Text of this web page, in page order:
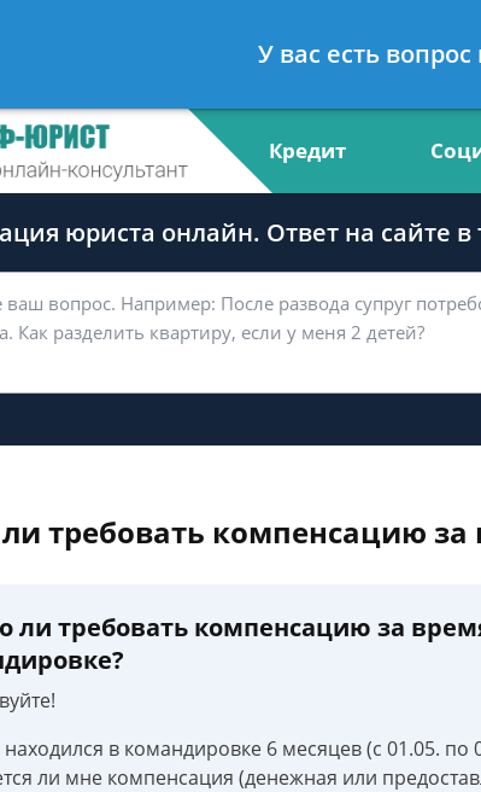
- Налоговый консультант, юрист по
Кредит
юриста онлайн. Ответ на сайте
требовать компенсацию за
ли требовать компенсацию за
в командировке 6 месяцев (с 01.05. по
ли мне компенсация (денежная или
У вас есть вопрос